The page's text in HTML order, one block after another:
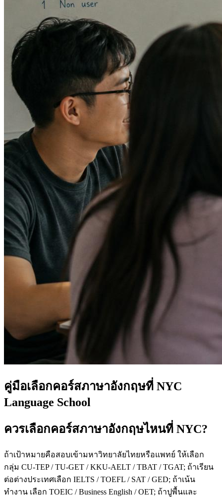
คู่มือเลือกคอร์สภาษาอังกฤษที่ NYC
Language School
ควรเลือกคอร์สภาษาอังกฤษไหนที่ NYC?
ถ้าเป้าหมายคือสอบเข้ามหาวิทยาลัยไทยหรือแพทย์ ให้เลือก
กลุ่ม CU-TEP / TU-GET / KKU-AELT / TBAT / TGAT; ถ้าเรียน
ต่อต่างประเทศเลือก IELTS / TOEFL / SAT / GED; ถ้าเน้น
ทำงาน เลือก TOEIC / Business English / OET; ถ้าปูพื้นและ